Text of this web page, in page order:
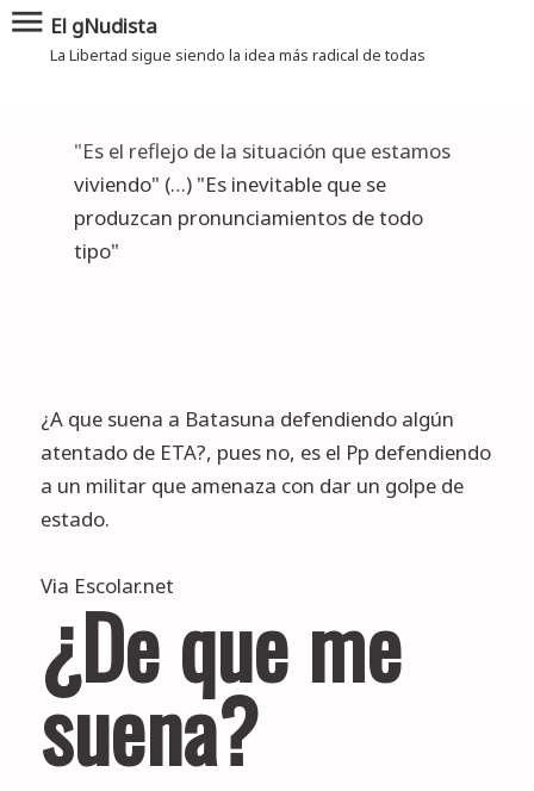
El gNudista
La Libertad sigue siendo la idea más radical de todas
menu
"Es el reflejo de la situación que estamos
viviendo" (…) "Es inevitable que se
produzcan pronunciamientos de todo
tipo"
¿A que suena a Batasuna defendiendo algún
atentado de ETA?, pues no, es el Pp defendiendo
a un militar que amenaza con dar un golpe de
estado.
Via Escolar.net
¿De que me
suena?